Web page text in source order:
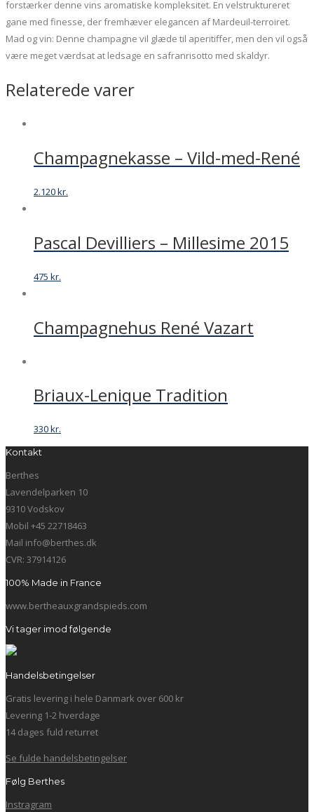
forstærker denne vins aromatiske kompleksitet. En velstruktureret
gane med finesse, der fremhæver elegancen af ​​Mardeuil-terroiret.
Mad og vin: Denne champagne vil glæde til aperitiffer, men den vil også
være meget værdsat at ledsage en safranrisotto med skaldyr.
Relaterede varer
Champagnekasse – Vild-med-René
2.120kr.
Pascal Devilliers – Millesime 2015
475 kr.
Champagnehus René Vazart
Briaux-Lenique Tradition
330kr.
Kontakt
Berthes
Lavendelparken 10
9310 Vodskov
Mobil +45 22718463
Mail info@berthes.dk
CVR: 37914126
100% Made in France
www.bertheauxgrandspieds.com
Vi tager imod følgende
Handelsbetingelser
Gratis levering i hele Danmark over 600 kr
Levering 1-2 hverdage
14 dages fuld returret
Se fulde handelsbetingelser
Følg Berthes
Instragram